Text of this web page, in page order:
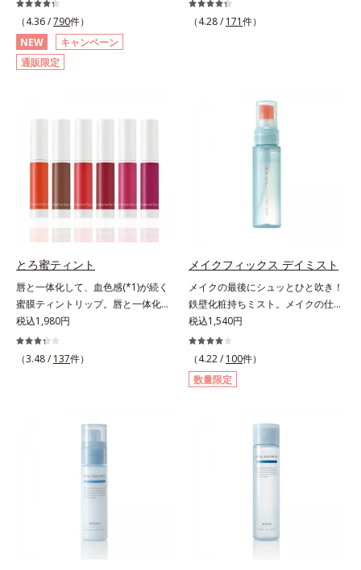
「GLルートブースター(*9)」を配合
することで、肌のふっくら感や透明
感を叶えます。美白ケアしながら多
角的なエイジングケアが叶うシリー
ズに。3ステップで上向き(*10)のハ
援します。*1 メラニンの生成を抑
シュ除く）*2 オルビス内スキンケ
る*5 乾燥、ハリ・ツヤのなさ
ロニセラカエルレア果汁、ノバラエ
キス配合＝うるおいを与えハリと透
明感に満ちた肌へ導く保湿成分*9
メマツヨイグサ抽出液、スイカズラ
エキス配合＝角層のすみずみまで水
分・油分を保ち、ハリ・ツヤを与え
る保湿成分*10 気持ちのことアレ
ルギーテスト済＝全ての方にアレル
アスコルビルリン酸3Na配合＝保湿
悩みに着目したクレンジングオイル
です。日本初・超微粒子技術(*1)
で、さっと塗り広げるだけで濃いメ
イクはもちろん毛穴悩みも取り去
ンジング(*2)をご用意しました。ポ
微粒子とオイルが肌と汚れの間に入
り込み、小さくばらけて肌表面にう
することを防止し、細かい毛穴汚れ
をごっそりするん！角栓溶解オイル
(*4)が詰まりや黒ずみも溶かして、
毛穴の目立ちにくいすべすべ肌に洗
い上げます。大人肌のためのくすみ
(*5)を晴らすアプローチによって圧
やかな肌に導きます。*1 ポーラ化
成独自の（Ｃ１２－２０）アルキル
ルから、汚れをはね返す水の膜をつ
くる技術が日本初（2024年12月時
*2 オルビス内でかつてないオイル
クレンジングのこと*3 ポーラ化成
独自の（Ｃ１２－２０）アルキルグ
（4.36 /790件）
NEW
キャンペーン
通販限定
(*1)配合の目元美容液です。目元悩
び覚まします。ハリ膜がのび広が
り、肌表面にピン！としたハリ感を
与え、さらに疑似セラミド(*3)が角
層の隙間に浸透(*4)。夜のスキンケ
アの最後にプラスすることで乾燥に
よる小ジワを目立たなくし、ハリ感
みなぎる目元を目指します。*1 レ
チノール配合＝保湿成分*2 パルミ
（フィトステリル/オクチルドデシ
ル）配合＝保湿成分*4 角層まで
（4.28 / 171件）
とろ蜜ティント
唇と一体化して、血色感(*1)が続く
蜜膜ティントリップ。唇と一体化し
て色落ちしにくいティント処方とう
るおいを両立した、ティントリップ
です。色が長時間唇に密着するオイ
による唇の乾燥を防ぐため、一部の
色素に特殊コーティング処理(*4)を
成分(*5)も配合。しっとり感をキー
プし、ぷるんとした唇に。さっとひ
人の肌に血色感を与え、唇を自然に
美しく彩る色設計です。*1 メイク
効果による*2 水添ポリイソブテン
税込1,980円
（3.48 / 137件）
メイクフィックス デイミスト
メイクの最後にシュッとひと吹き！
鉄壁化粧持ちミスト。メイクの仕上
げにシュッとひと吹き。肌とメイク
の密着感をピタッと高め、メイクく
ずれを防ぎ、化粧持ちをアップさせ
るミストタイプの化粧水です。くず
れ防止成分(*1)を含む層と美容成分
振って混ぜると、美容成分がくずれ
ピタッと密着。くずれ防止成分が
汗・水・皮脂をはじきながら、美容
さらに保湿成分配合でうるおい感が
続き、エアコンなどによる乾燥も防
税込1,540円
（4.22 / 100件）
数量限定